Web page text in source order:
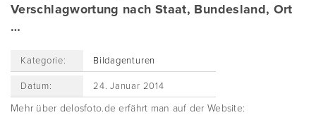
Verschlagwortung nach Staat, Bundesland, Ort
…
Kategorie: Bildagenturen
Datum: 24. Januar 2014
Mehr über delosfoto.de erfährt man auf der Website: